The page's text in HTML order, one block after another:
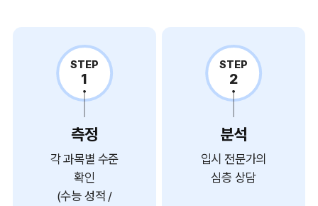
STEP
1
측정
각 과목별 수준
확인
(수능 성적 /
STEP
2
분석
입시 전문가의
심층 상담